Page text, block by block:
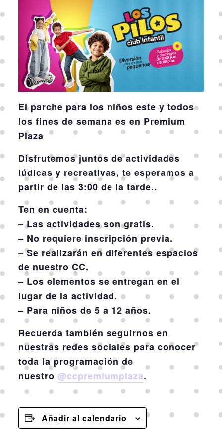
El parche para los niños este y todos
los fines de semana es en Premium
Plaza
Disfrutemos juntos de actividades
lúdicas y recreativas, te esperamos a
partir de las 3:00 de la tarde..
Ten en cuenta:
– Las actividades son gratis.
– No requiere inscripción previa.
– Se realizarán en diferentes espacios
de nuestro CC.
– Los elementos se entregan en el
lugar de la actividad.
– Para niños de 5 a 12 años.
Recuerda también seguirnos en
nuestras redes sociales para conocer
toda la programación de
nuestro @ccpremiumplaza.
Añadir al calendario